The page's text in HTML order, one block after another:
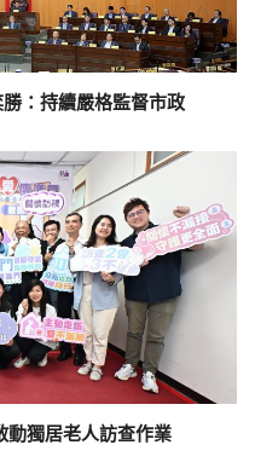
：持續嚴格監督市政
動獨居老人訪查作業